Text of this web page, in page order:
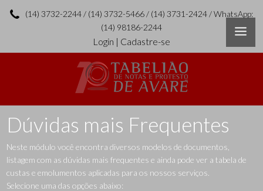
(14) 3732-2244 / (14) 3732-5466 / (14) 3731-2424 / WhatsApp:
(14) 98186-2244
Login | Cadastre-se
Dúvidas mais Frequentes
Neste módulo você encontra diversos modelos de documentos,
listagem com as dúvidas mais frequentes e ainda pode ver a tabela de
custas e emolumentos aplicadas para os nossos serviços.
Selecione uma das opções abaixo: